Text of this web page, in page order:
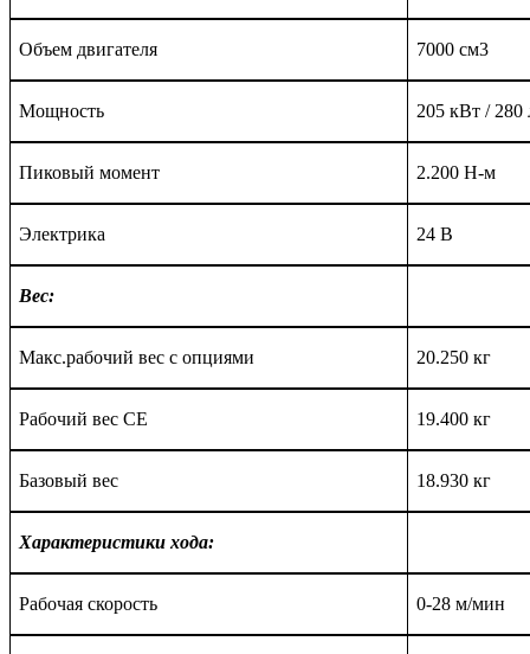
Объем двигателя 7000 см3
Мощность 205 кВт / 280
Пиковый момент 2.200 Н-м
Электрика 24 В
Вес:
Макс.рабочий вес с опциями 20.250 кг
Рабочий вес СЕ 19.400 кг
Базовый вес 18.930 кг
Характеристики хода:
Рабочая скорость 0-28 м/мин